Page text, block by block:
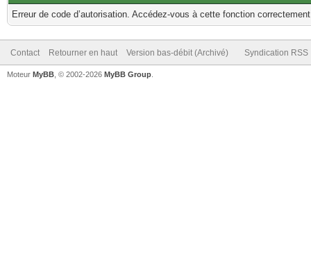
Erreur de code d’autorisation. Accédez-vous à cette fonction
Contact Retourner en haut Version bas-débit (Archivé) Syndication RSS
Moteur MyBB , © 2002-2026 MyBB Group